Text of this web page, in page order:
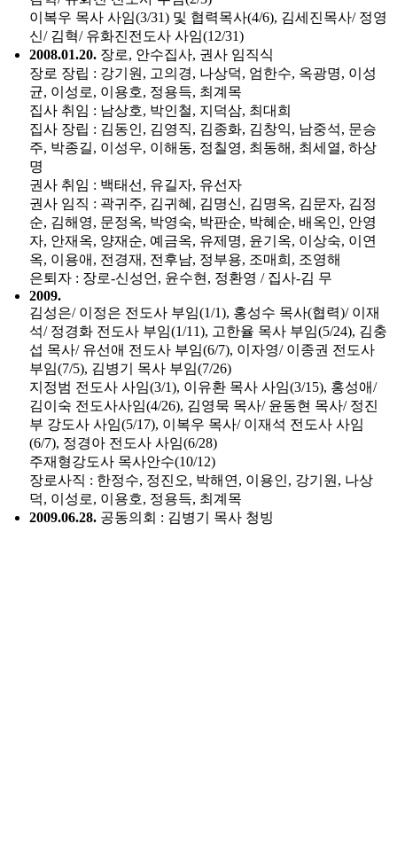
이복우 목사 사임(3/31) 및 협력목사(4/6), 김세진목사/ 정영
신/ 김혁/ 유화진전도사 사임(12/31)
2008.01.20. 장로, 안수집사, 권사 임직식
장로 장립 : 강기원, 고의경, 나상덕, 엄한수, 옥광명, 이성
균, 이성로, 이용호, 정용득, 최계목
집사 취임 : 남상호, 박인철, 지덕삼, 최대희
집사 장립 : 김동인, 김영직, 김종화, 김창익, 남중석, 문승
주, 박종길, 이성우, 이해동, 정칠영, 최동해, 최세열, 하상
명
권사 취임 : 백태선, 유길자, 유선자
권사 임직 : 곽귀주, 김귀혜, 김명신, 김명옥, 김문자, 김정
순, 김해영, 문정옥, 박영숙, 박판순, 박혜순, 배옥인, 안영
자, 안재옥, 양재순, 예금옥, 유제명, 윤기옥, 이상숙, 이연
옥, 이용애, 전경재, 전후남, 정부용, 조매희, 조영해
은퇴자 : 장로-신성언, 윤수현, 정환영 / 집사-김 무
2009.
김성은/ 이정은 전도사 부임(1/1), 홍성수 목사(협력)/ 이재
석/ 정경화 전도사 부임(1/11), 고한율 목사 부임(5/24), 김충
섭 목사/ 유선애 전도사 부임(6/7), 이자영/ 이종권 전도사
부임(7/5), 김병기 목사 부임(7/26)
지정범 전도사 사임(3/1), 이유환 목사 사임(3/15), 홍성애/
김이숙 전도사사임(4/26), 김영묵 목사/ 윤동현 목사/ 정진
부 강도사 사임(5/17), 이복우 목사/ 이재석 전도사 사임
(6/7), 정경아 전도사 사임(6/28)
주재형강도사 목사안수(10/12)
장로사직 : 한정수, 정진오, 박해연, 이용인, 강기원, 나상
덕, 이성로, 이용호, 정용득, 최계목
2009.06.28. 공동의회 : 김병기 목사 청빙